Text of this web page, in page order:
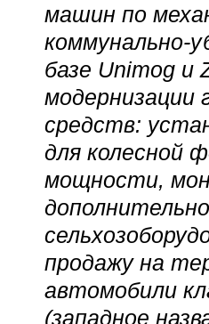
машин по
коммунально-
базе Unimog и
модернизации
средств:
для колесной
мощности,
продажу на
автомобили
(западное